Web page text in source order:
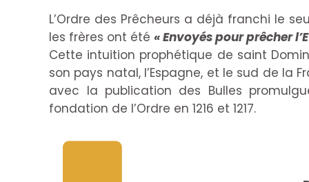
L’Ordre des Prêcheurs a déjà franchi le
les frères ont été « Envoyés pour prêcher
Cette intuition prophétique de saint
son pays natal, l’Espagne, et le sud de la
avec la publication des Bulles
fondation de l’Ordre en 1216 et 1217.